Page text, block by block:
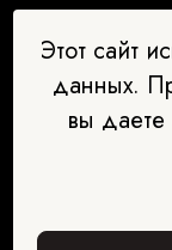
Наш
Этот сайт
данных.
вы даете